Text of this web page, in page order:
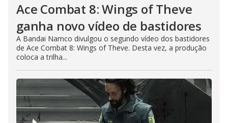
Ace Combat 8: Wings of Theve
ganha novo vídeo de bastidores
A Bandai Namco divulgou o segundo vídeo dos bastidores
de Ace Combat 8: Wings of Theve. Desta vez, a produção
coloca a trilha...